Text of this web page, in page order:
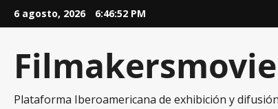
6 agosto, 2026 6:46:53 PM
Plataforma Iberoamericana de exhibición y